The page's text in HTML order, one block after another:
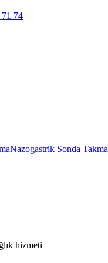
74
Nazogastrik Sonda Takma
hizmeti